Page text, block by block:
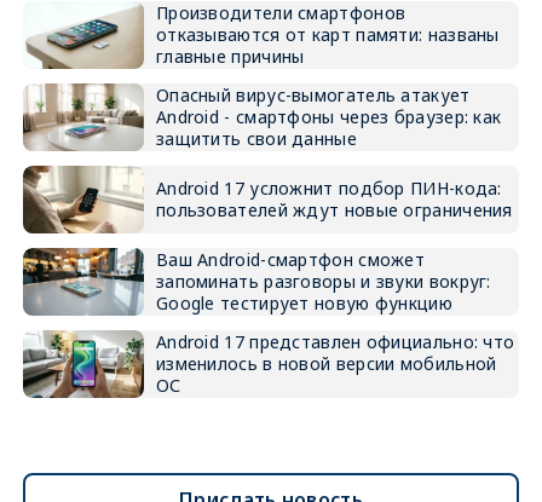
Производители смартфонов
отказываются от карт памяти: названы
главные причины
Опасный вирус-вымогатель атакует
Android - смартфоны через браузер: как
защитить свои данные
Android 17 усложнит подбор ПИН-кода:
пользователей ждут новые ограничения
Ваш Android-смартфон сможет
запоминать разговоры и звуки вокруг:
Google тестирует новую функцию
Android 17 представлен официально: что
изменилось в новой версии мобильной
ОС